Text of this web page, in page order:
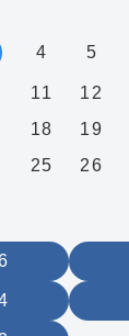
4 5
11 12
18 19
25 26